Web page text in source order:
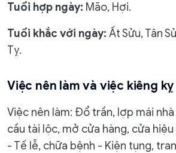
Tuổi hợp ngày: Mão, Hợi.
Tuổi khắc với ngày: Ất Sửu, Tân
Tỵ.
Việc nên làm và việc kiêng
Việc nên làm: Đổ trần, lợp mái
cầu tài lộc, mở cửa hàng, cửa
- Tế lễ, chữa bệnh - Kiện tụng,